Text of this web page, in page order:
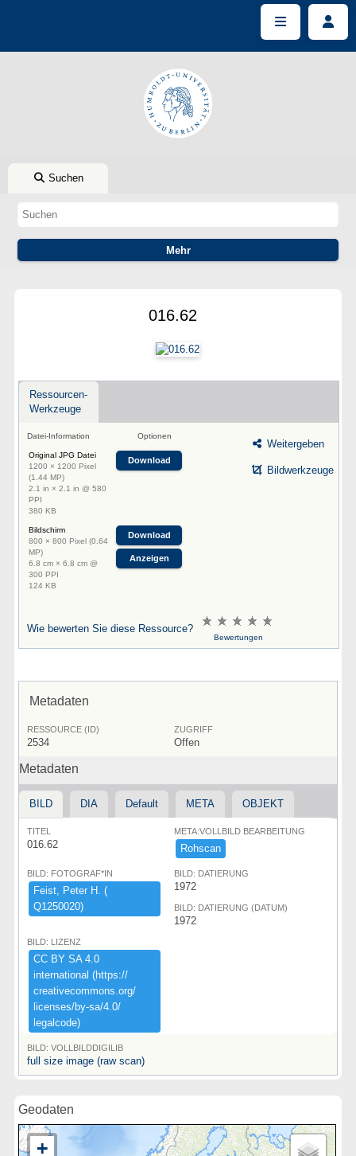
Suchen
016.62
Ressourcen-
Werkzeuge
Datei-Information Optionen
Original JPG Datei
1200 × 1200 Pixel
(1.44 MP)
2.1 in × 2.1 in @ 580
PPI
380 KB
Download
Bildschirm
800 × 800 Pixel (0.64
MP)
6.8 cm × 6.8 cm @
300 PPI
124 KB
Download
Anzeigen
Weitergeben
Bildwerkzeuge
Wie bewerten Sie diese Ressource?
Bewertungen
Metadaten
RESSOURCE (ID)
2534
ZUGRIFF
Offen
Metadaten
BILD DIA Default META OBJEKT
TITEL
016.62
META:VOLLBILD BEARBEITUNG
Rohscan
BILD: FOTOGRAF*IN
Feist,​ ​Peter ​H.​ ​(​
Q1250020)​
BILD: DATIERUNG
1972
BILD: DATIERUNG (DATUM)
1972
BILD: LIZENZ
CC ​BY ​SA ​4.​0 ​
international ​(​https:​/​/​
creativecommons.​org/​
licenses/​by-​sa/​4.​0/​
legalcode)​
BILD: VOLLBILDDIGILIB
full size image (raw scan)
Geodaten